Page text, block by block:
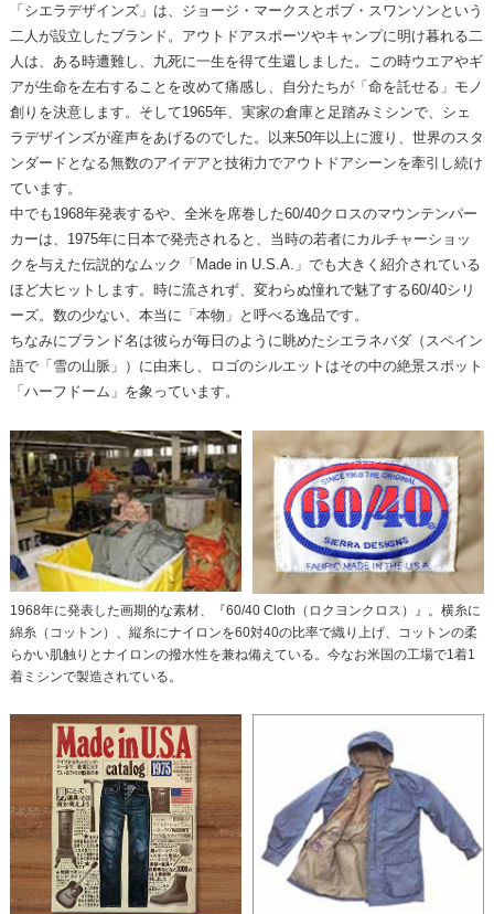
「シエラデザインズ」は、ジョージ・マークスとボブ・スワンソンという
二人が設立したブランド。アウトドアスポーツやキャンプに明け暮れる二
人は、ある時遭難し、九死に一生を得て生還しました。この時ウエアやギ
アが生命を左右することを改めて痛感し、自分たちが「命を託せる」モノ
創りを決意します。そして1965年、実家の倉庫と足踏みミシンで、シェ
ラデザインズが産声をあげるのでした。以来50年以上に渡り、世界のスタ
ンダードとなる無数のアイデアと技術力でアウトドアシーンを牽引し続け
ています。
中でも1968年発表するや、全米を席巻した60/40クロスのマウンテンパー
カーは、1975年に日本で発売されると、当時の若者にカルチャーショッ
クを与えた伝説的なムック「Made in U.S.A.」でも大きく紹介されている
ほど大ヒットします。時に流されず、変わらぬ憧れで魅了する60/40シリ
ーズ。数の少ない、本当に「本物」と呼べる逸品です。
ちなみにブランド名は彼らが毎日のように眺めたシエラネバダ（スペイン
語で「雪の山脈」）に由来し、ロゴのシルエットはその中の絶景スポット
「ハーフドーム」を象っています。
1968年に発表した画期的な素材、『60/40 Cloth（ロクヨンクロス）』。横糸に
綿糸（コットン）、縦糸にナイロンを60対40の比率で織り上げ、コットンの柔
らかい肌触りとナイロンの撥水性を兼ね備えている。今なお米国の工場で1着1
着ミシンで製造されている。